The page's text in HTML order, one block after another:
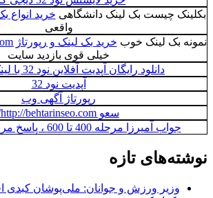
بکلینک چیست بک لینک دانشگاهی خرید انواع
واقعی
نمونه بک لینک خوب خرید بک لینک و رپورتاژ behtarinbacklink.com
خیلی قوی بازدید سایت
دانلود رایگان آپدیت آفلاین نود 32 با لینک مستقیم
آپدیت نود 32
رپورتاژ آگهی وب
سعو http://behtarinseo.com/
جواب آمیرزا مرحله 400 تا 600 ، پاسخ مرحله 400 تا 600
نوشته‌های تازه
وزیر ورزش و جوانان: ملی‌پوشان کبدی